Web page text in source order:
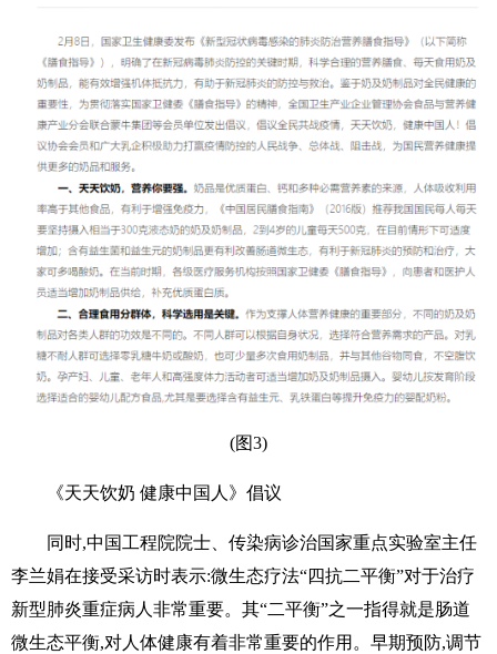
(图3)
《天天饮奶 健康中国人》倡议
同时,中国工程院院士、传染病诊治国家重点实验室主任
李兰娟在接受采访时表示:微生态疗法“四抗二平衡”对于治疗
新型肺炎重症病人非常重要。其“二平衡”之一指得就是肠道
微生态平衡,对人体健康有着非常重要的作用。早期预防,调节